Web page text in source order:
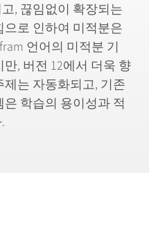
, 끊임없이 확장되는
로 인하여 미적분은
언어의 미적분 기
, 버전 12에서 더욱 향
는 자동화되고, 기존
학습의 용이성과 적